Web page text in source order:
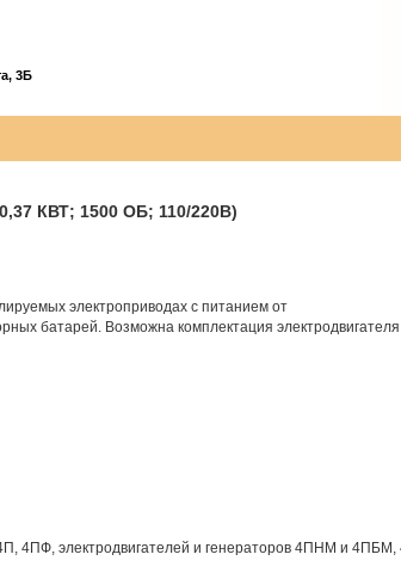
3Б
КВТ; 1500 ОБ; 110/220В)
электроприводах с питанием от
батарей. Возможна комплектация электродвигателя
4ПФ, электродвигателей и генераторов 4ПНМ и 4ПБМ,